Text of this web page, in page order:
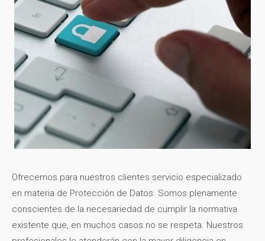
Ofrecemos para nuestros clientes servicio especializado
en materia de Protección de Datos. Somos plenamente
conscientes de la necesariedad de cumplir la normativa
existente que, en muchos casos no se respeta. Nuestros